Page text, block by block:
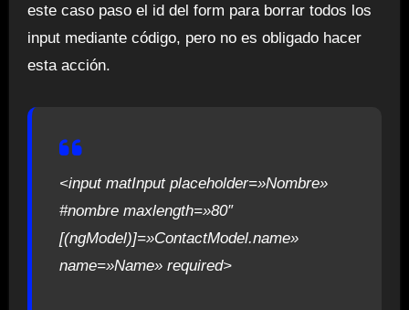
este caso paso el id del form para borrar todos los
input mediante código, pero no es obligado hacer
esta acción.
<input matInput placeholder=»Nombre»
#nombre maxlength=»80″
[(ngModel)]=»ContactModel.name»
name=»Name» required>